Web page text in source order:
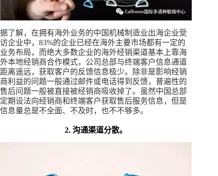
据了解，在拥有海外业务的中国机械制造业出海企业受
访企业中，83%的企业已经在海外主要市场都有一定的
业务布局，而绝大多数企业的海外经销渠道基本上靠海
外本地经销商合作模式，公司总部与终端客户信息通道
距离遥远，获取客户的反馈信息极少。除非是影响经销
商利益的问题一般通过邮件或电话得到反馈，普遍性的
售后问题一般被直接被经销商吸收掉了。虽然中国总部
定期设法向经销商和终端客户获取售后服务信息，但是
信息量总是不全面、不及时，也不不够多。
2. 沟通渠道分散。